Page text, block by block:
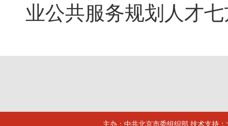
业公共服务规划人才
主办：中共北京市委组织部 技术支持